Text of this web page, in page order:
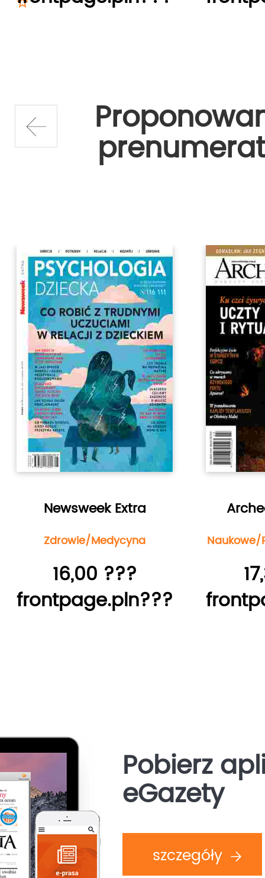
Newsweek Extra
Zdrowie/Medycyna
16,00 ???
frontpage.pln???
Naukowe/
prev
Pobierz
eGazety
szczegóły